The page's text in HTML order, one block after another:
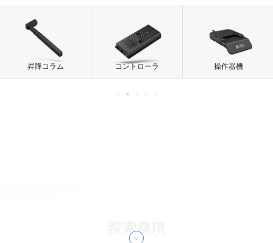
昇降コラム コントローラ 操作器機
探索発現